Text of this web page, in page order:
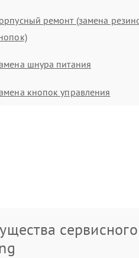
ремонт (замена
шнура питания
кнопок управления